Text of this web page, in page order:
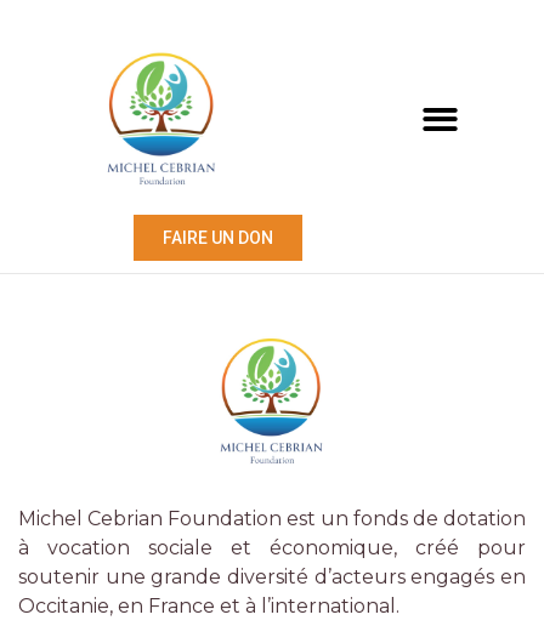
FAIRE UN DON
Michel Cebrian Foundation est un fonds de dotation
à vocation sociale et économique, créé pour
soutenir une grande diversité d’acteurs engagés en
Occitanie, en France et à l’international.